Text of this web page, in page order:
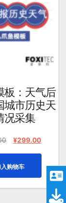
板：天气后
城市历史天
况采集
原
¥399.00。
¥299.00当
为：
购物车